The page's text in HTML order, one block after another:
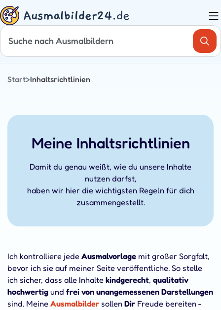
Zum
Inhalt
springen
Start>Inhaltsrichtlinien
Meine Inhaltsrichtlinien
Damit du genau weißt, wie du unsere Inhalte
nutzen darfst,
haben wir hier die wichtigsten Regeln für dich
zusammengestellt.
Ich kontrolliere jede Ausmalvorlage mit großer Sorgfalt,
bevor ich sie auf meiner Seite veröffentliche. So stelle
ich sicher, dass alle Inhalte kindgerecht, qualitativ
hochwertig und frei von unangemessenen Darstellungen
sind. Meine Ausmalbilder sollen Dir Freude bereiten -